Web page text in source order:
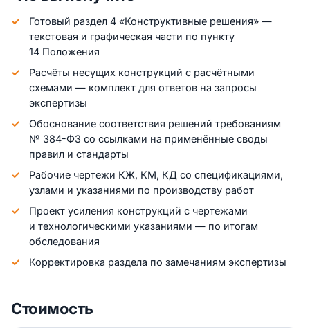
Готовый раздел 4 «Конструктивные решения» —
текстовая и графическая части по пункту
14 Положения
Расчёты несущих конструкций с расчётными
схемами — комплект для ответов на запросы
экспертизы
Обоснование соответствия решений требованиям
№ 384-ФЗ со ссылками на применённые своды
правил и стандарты
Рабочие чертежи КЖ, КМ, КД со спецификациями,
узлами и указаниями по производству работ
Проект усиления конструкций с чертежами
и технологическими указаниями — по итогам
обследования
Корректировка раздела по замечаниям экспертизы
Стоимость